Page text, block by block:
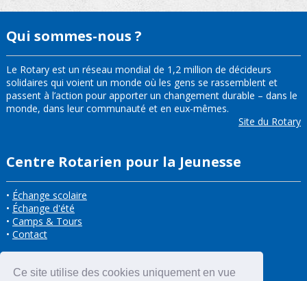
Ce site utilise des cookies uniquement en vue
Qui sommes-nous ?
Le Rotary est un réseau mondial de 1,2 million de décideurs
solidaires qui voient un monde où les gens se rassemblent et
passent à l’action pour apporter un changement durable – dans le
monde, dans leur communauté et en eux-mêmes.
Site du Rotary
Centre Rotarien pour la Jeunesse
• Échange scolaire
• Échange d'été
• Camps & Tours
• Contact